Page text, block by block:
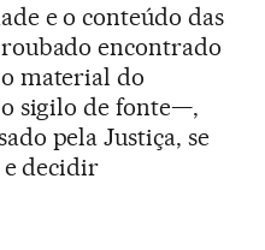
e o conteúdo das
encontrado
material do
sigilo de fonte—,
pela Justiça, se
e decidir